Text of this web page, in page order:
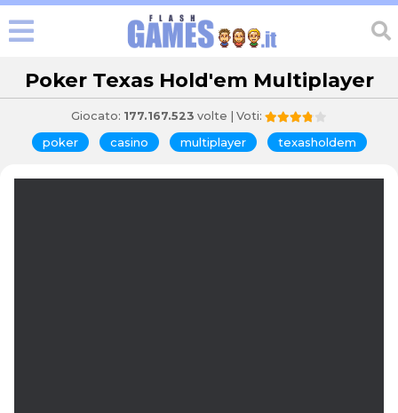
Poker Texas Hold'em Multiplayer
Giocato: 177.167.523 volte | Voti:
poker casino multiplayer texasholdem